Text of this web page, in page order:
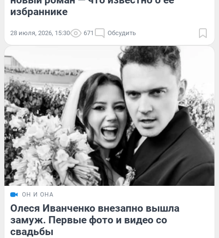
избраннике
28 июля, 2026, 15:30 671 Обсудить
ОН И ОНА
Олеся Иванченко внезапно вышла
замуж. Первые фото и видео со
свадьбы